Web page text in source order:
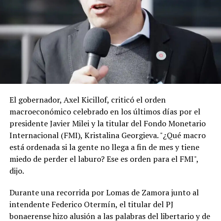
como así también lo está haciendo con la Argentina con
En este contexto, hay malestar en la Argentina porque
entienden que la visita de Lula, el año pasado a la
expresidenta Cristina Kirchner en su prisión
domiciliaria, previo a las elecciones legislativas, sumado
a las declaraciones del ministro de Hacienda de Brasil,
Dario Durigan, que trató de “payaso” a Milei, también
pueden ser calificadas como una injerencia externa en la
política doméstica. (TN)
El gobernador, Axel Kicillof, criticó el orden
macroeconómico celebrado en los últimos días por el
presidente Javier Milei y la titular del Fondo Monetario
Internacional (FMI), Kristalina Georgieva. "¿Qué macro
está ordenada si la gente no llega a fin de mes y tiene
miedo de perder el laburo? Ese es orden para el FMI",
dijo.
Durante una recorrida por Lomas de Zamora junto al
intendente Federico Otermín, el titular del PJ
bonaerense hizo alusión a las palabras del libertario y de